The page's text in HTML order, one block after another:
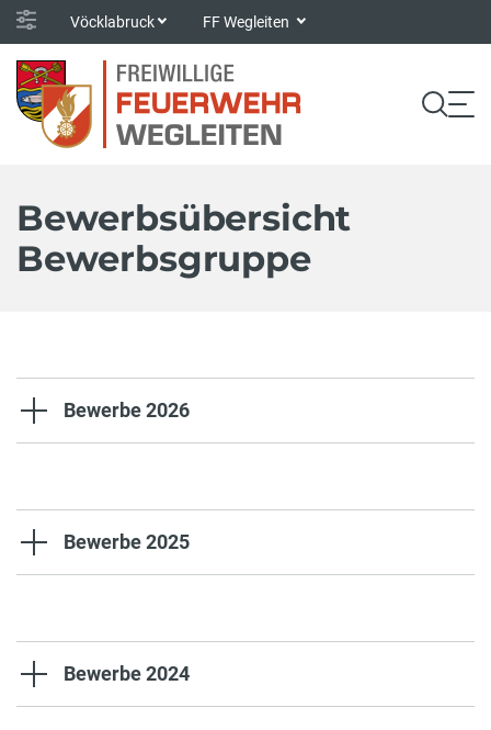
Vöcklabruck FF Wegleiten
Bewerbsübersicht
Bewerbsgruppe
Bewerbe 2026
Bewerbe 2025
Bewerbe 2024